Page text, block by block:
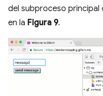
del subproceso principal
en la Figura 9.